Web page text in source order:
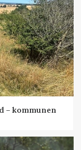
– kommunen